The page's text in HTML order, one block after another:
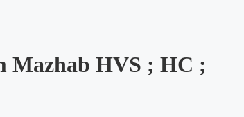
Mazhab HVS ; HC ;